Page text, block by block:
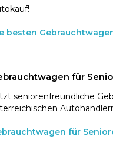
besten
für
seniorenfreundliche
für